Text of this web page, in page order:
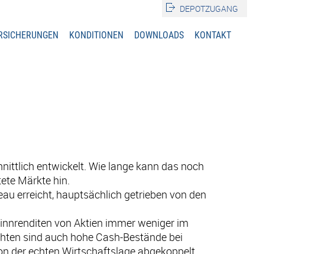
KONDITIONEN DOWNLOADS KONTAKT
DEPOTZUGANG
entwickelt. Wie lange kann das noch
Märkte hin.
erreicht, hauptsächlich getrieben von den
von Aktien immer weniger im
sind auch hohe Cash-Bestände bei